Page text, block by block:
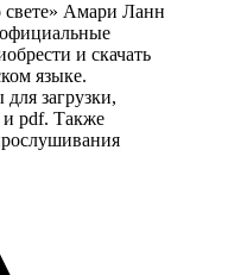
Амари Ланн
и скачать
языке.
загрузки,
и pdf. Также